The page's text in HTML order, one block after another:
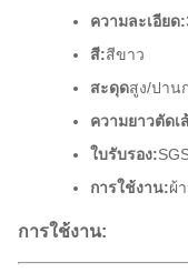
ความละเอียด:
สี:สีขาว
สะดุดสูง/ปาน
ความยาวตัดเ
ใบรับรอง:
การใช้งาน:ผ้
การใช้งาน: